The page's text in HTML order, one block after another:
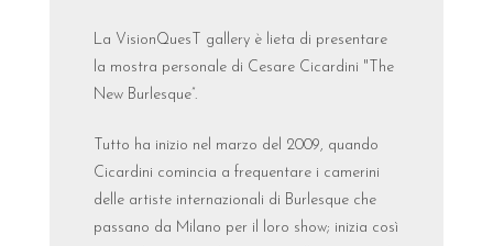
La VisionQuesT gallery è lieta di presentare
la mostra personale di Cesare Cicardini "The
New Burlesque”.
Tutto ha inizio nel marzo del 2009, quando
Cicardini comincia a frequentare i camerini
delle artiste internazionali di Burlesque che
passano da Milano per il loro show; inizia così